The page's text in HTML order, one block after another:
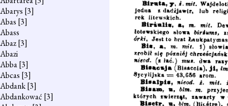
Abarys [3]
Abas [3]
Abass
Abaz[3]
Abazi
Abba[3]
Abcas [3]
Abdank[3]
Abdankować [3]